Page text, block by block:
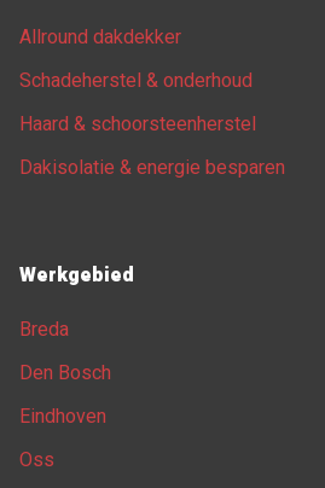
Allround dakdekker
Schadeherstel & onderhoud
Haard & schoorsteenherstel
Dakisolatie & energie besparen
Werkgebied
Breda
Den Bosch
Eindhoven
Oss